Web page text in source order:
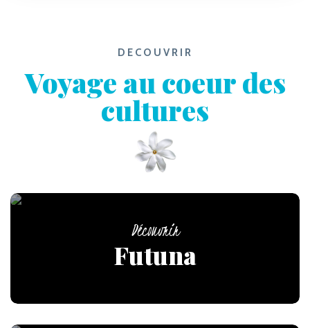
DECOUVRIR
Voyage au coeur des
cultures
Découvrir
Futuna